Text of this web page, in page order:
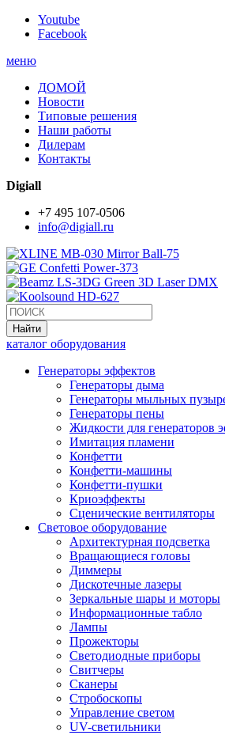
Youtube
Facebook
меню
ДОМОЙ
Новости
Типовые решения
Наши работы
Дилерам
Контакты
Digiall
+7 495 107-0506
info@digiall.ru
каталог оборудования
Генераторы эффектов
Генераторы дыма
Генераторы мыльных
Генераторы пены
Жидкости для генераторов
Имитация пламени
Конфетти
Конфетти-машины
Конфетти-пушки
Криоэффекты
Сценические вентиляторы
Световое оборудование
Архитектурная подсветка
Вращающиеся головы
Диммеры
Дискотечные лазеры
Зеркальные шары и моторы
Информационные табло
Лампы
Прожекторы
Светодиодные приборы
Свитчеры
Сканеры
Стробоскопы
Управление светом
UV-светильники